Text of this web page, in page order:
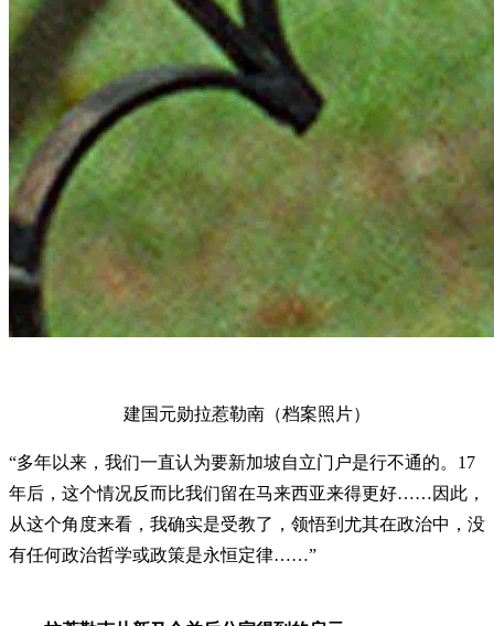
建国元勋拉惹勒南（档案照片）
“多年以来，我们一直认为要新加坡自立门户是行不通的。17
年后，这个情况反而比我们留在马来西亚来得更好……因此，
从这个角度来看，我确实是受教了，领悟到尤其在政治中，没
有任何政治哲学或政策是永恒定律……”